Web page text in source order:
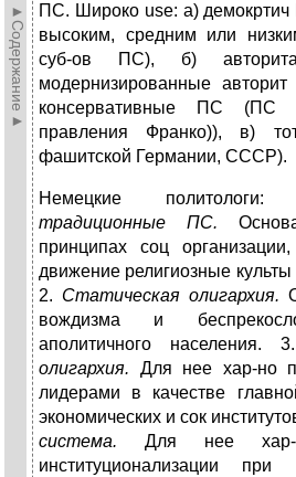
►Содержание►
ПС. Широко use: а) демокртич
высоким, средним или
суб-ов ПС), б)
модернизированные
консервативные ПС (ПС
правления Франко)), в)
фашитской Германии, СССР).
Немецкие
традиционные ПС.
принципах соц
движение религиозные
2. Статическая олигархия.
вождизма и
аполитичного населения.
олигархия. Для нее хар-но
лидерами в качестве
экономических и сок
система. Для нее хар-н
институционализации при